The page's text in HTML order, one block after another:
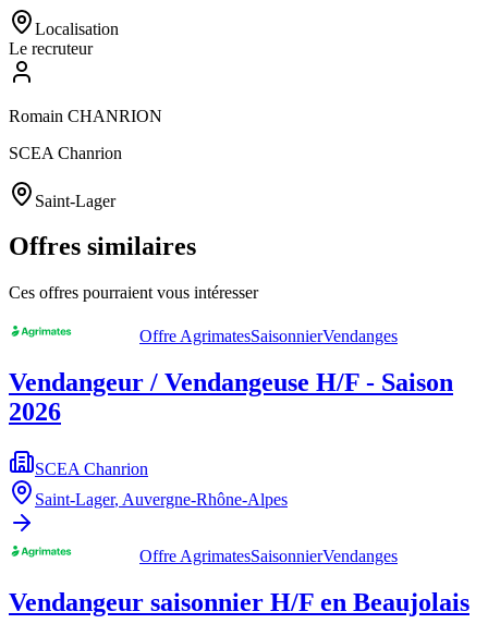
Localisation
Le recruteur
Romain CHANRION
SCEA Chanrion
Saint-Lager
Offres similaires
Ces offres pourraient vous intéresser
Offre AgrimatesSaisonnierVendanges
Vendangeur / Vendangeuse H/F - Saison
2026
SCEA Chanrion
Saint-Lager, Auvergne-Rhône-Alpes
Offre AgrimatesSaisonnierVendanges
Vendangeur saisonnier H/F en Beaujolais